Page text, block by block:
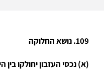
109. נושא החלוקה
(א) נכסי העזבון יחולקו בין